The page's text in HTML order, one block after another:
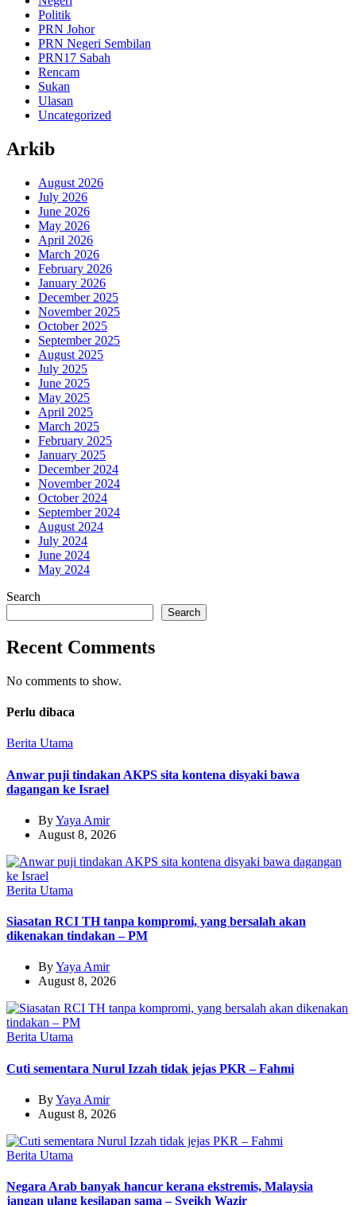
Politik
PRN Johor
PRN Negeri Sembilan
PRN17 Sabah
Rencam
Sukan
Ulasan
Uncategorized
Arkib
August 2026
July 2026
June 2026
May 2026
April 2026
March 2026
February 2026
January 2026
December 2025
November 2025
October 2025
September 2025
August 2025
July 2025
June 2025
May 2025
April 2025
March 2025
February 2025
January 2025
December 2024
November 2024
October 2024
September 2024
August 2024
July 2024
June 2024
May 2024
Search
Search
Recent Comments
No comments to show.
Perlu dibaca
Berita Utama
Anwar puji tindakan AKPS sita kontena disyaki bawa
dagangan ke Israel
ByYaya Amir
August 8, 2026
Berita Utama
Siasatan RCI TH tanpa kompromi, yang bersalah akan
dikenakan tindakan – PM
ByYaya Amir
August 8, 2026
Berita Utama
Cuti sementara Nurul Izzah tidak jejas PKR – Fahmi
ByYaya Amir
August 8, 2026
Berita Utama
Negara Arab banyak hancur kerana ekstremis, Malaysia
jangan ulang kesilapan sama – Syeikh Wazir